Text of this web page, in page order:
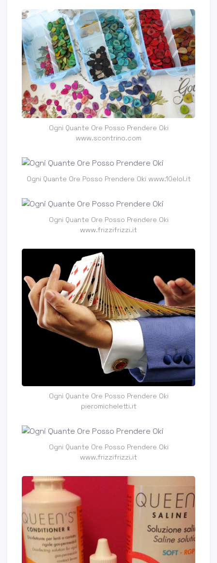
Ogni Quante Ore Posso Prendere Oki
www.scontrino.com
Ogni Quante Ore Posso Prendere Oki www.10elol.it
Ogni Quante Ore Posso Prendere Oki
www.frizzifrizzi.it
Ogni Quante Ore Posso Prendere Oki
pieromicheletti.it
Ogni Quante Ore Posso Prendere Oki
www.frizzifrizzi.it